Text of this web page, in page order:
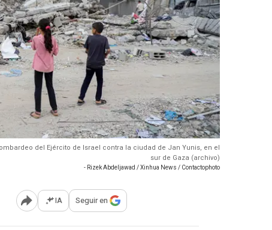
del Ejército de Israel contra la ciudad de Jan Yunis, en el
sur de Gaza (archivo)
- Rizek Abdeljawad / Xinhua News / Contactophoto
Abrir opciones para compartir
IA Seguir en